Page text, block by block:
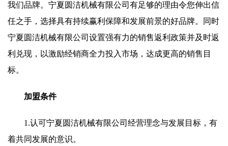
我们品牌。宁夏圆洁机械有限公司有足够的理由令您伸出信
任之手，选择具有持续赢利保障和发展前景的好品牌。同时
宁夏圆洁机械有限公司设置强有力的销售返利政策并及时返
利兑现，以激励经销商全力投入市场，达成更高的销售目
标。
加盟条件
1.认可宁夏圆洁机械有限公司经营理念与发展目标，有
着共同发展的意识。